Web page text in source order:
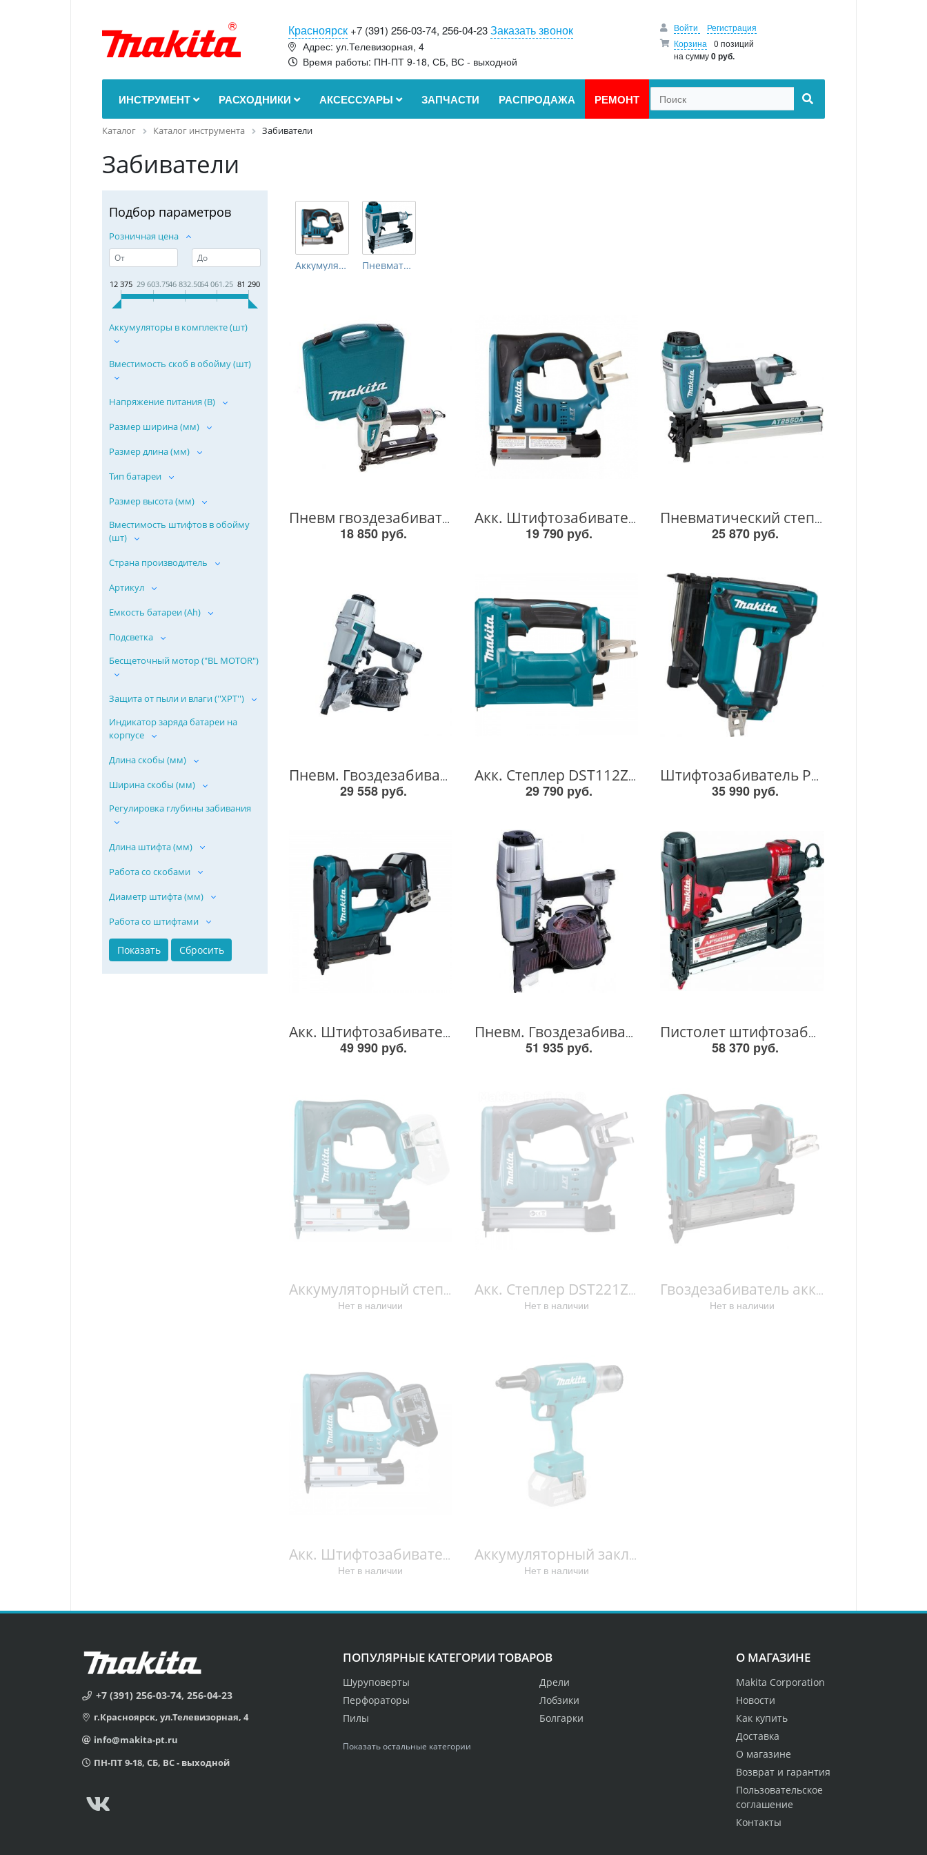
Красноярск +7 (391) 256-03-74, 256-04-23 Заказать звонок
Адрес: ул.Телевизорная, 4
Время работы: ПН-ПТ 9-18, СБ, ВС - выходной
Войти
Регистрация
Корзина
0 позиций
на сумму0 руб.
ИНСТРУМЕНТ РАСХОДНИКИ АКСЕССУАРЫ ЗАПЧАСТИ РАСПРОДАЖА РЕМОНТ
Каталог Каталог инструмента Забиватели
Забиватели
Подбор параметров
Розничная цена
12 375 29 603.7546 832.5064 061.25 81 290
Аккумуляторы в комплекте (шт)
Вместимость скоб в обойму (шт)
Напряжение питания (В)
Размер ширина (мм)
Размер длина (мм)
Тип батареи
Размер высота (мм)
Вместимость штифтов в обойму
(шт)
Страна производитель
Артикул
Емкость батареи (Ah)
Подсветка
Бесщеточный мотор ("BL MOTOR")
Защита от пыли и влаги (''ХPT'')
Индикатор заряда батареи на
корпусе
Длина скобы (мм)
Ширина скобы (мм)
Регулировка глубины забивания
Длина штифта (мм)
Работа со скобами
Диаметр штифта (мм)
Работа со штифтами
Аккумуляторные Пневматические
Пневм гвоздезабиватель AF600 AF600
18 850 руб.
Акк. Штифтозабиватель DPT351Z DPT351Z
19 790 руб.
Пневматический степлер 25 - 50 AT2550A AT2550A
25 870 руб.
Пневм. Гвоздезабиватель AN611 AN611
29 558 руб.
Акк. Степлер DST112Z DST112Z
29 790 руб.
Штифтозабиватель PT354DZ PT354DZ
35 990 руб.
Акк. Штифтозабиватель DPT353RFE DPT353RFE
49 990 руб.
Пневм. Гвоздезабиватель AN901 AN901
51 935 руб.
Пистолет штифтозабивной пневм. AF502HP AF502HP
58 370 руб.
Аккумуляторный степлер 18В BPT351Z BPT351Z
Нет в наличии
Акк. Степлер DST221Z DST221Z
Нет в наличии
Гвоздезабиватель аккумуляторный DFN350ZJ DFN350ZJ
Нет в наличии
Акк. Штифтозабиватель DPT351RFE DPT351RFE
Нет в наличии
Аккумуляторный заклепочник DRV250Z DRV250Z
Нет в наличии
+7 (391) 256-03-74, 256-04-23
г.Красноярск, ул.Телевизорная, 4
info@makita-pt.ru
ПН-ПТ 9-18, СБ, ВС - выходной
ПОПУЛЯРНЫЕ КАТЕГОРИИ ТОВАРОВ
Шуруповерты
Перфораторы
Пилы
Дрели
Лобзики
Болгарки
Показать остальные категории
О МАГАЗИНЕ
Makita Corporation
Новости
Как купить
Доставка
О магазине
Возврат и гарантия
Пользовательское
соглашение
Контакты